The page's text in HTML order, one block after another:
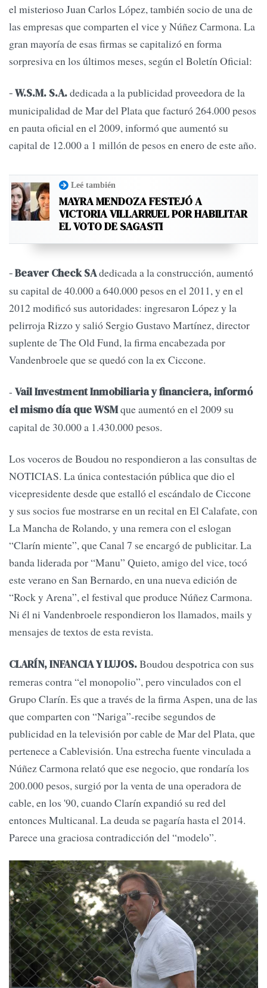
el misterioso Juan Carlos López, también socio de una de
las empresas que comparten el vice y Núñez Carmona. La
gran mayoría de esas firmas se capitalizó en forma
sorpresiva en los últimos meses, según el Boletín Oficial:
- W.S.M. S.A.dedicada a la publicidad proveedora de la
municipalidad de Mar del Plata que facturó 264.000 pesos
en pauta oficial en el 2009, informó que aumentó su
capital de 12.000 a 1 millón de pesos en enero de este año.
Leé también
MAYRA MENDOZA FESTEJÓ A
VICTORIA VILLARRUEL POR HABILITAR
EL VOTO DE SAGASTI
- Beaver Check SAdedicada a la construcción, aumentó
su capital de 40.000 a 640.000 pesos en el 2011, y en el
2012 modificó sus autoridades: ingresaron López y la
pelirroja Rizzo y salió Sergio Gustavo Martínez, director
suplente de The Old Fund, la firma encabezada por
Vandenbroele que se quedó con la ex Ciccone.
- Vail Investment Inmobiliaria y financiera, informó
el mismo día que WSMque aumentó en el 2009 su
capital de 30.000 a 1.430.000 pesos.
Los voceros de Boudou no respondieron a las consultas de
NOTICIAS. La única contestación pública que dio el
vicepresidente desde que estalló el escándalo de Ciccone
y sus socios fue mostrarse en un recital en El Calafate, con
La Mancha de Rolando, y una remera con el eslogan
“Clarín miente”, que Canal 7 se encargó de publicitar. La
banda liderada por “Manu” Quieto, amigo del vice, tocó
este verano en San Bernardo, en una nueva edición de
“Rock y Arena”, el festival que produce Núñez Carmona.
Ni él ni Vandenbroele respondieron los llamados, mails y
mensajes de textos de esta revista.
CLARÍN, INFANCIA Y LUJOS.Boudou despotrica con sus
remeras contra “el monopolio”, pero vinculados con el
Grupo Clarín. Es que a través de la firma Aspen, una de las
que comparten con “Nariga”-recibe segundos de
publicidad en la televisión por cable de Mar del Plata, que
pertenece a Cablevisión. Una estrecha fuente vinculada a
Núñez Carmona relató que ese negocio, que rondaría los
200.000 pesos, surgió por la venta de una operadora de
cable, en los '90, cuando Clarín expandió su red del
entonces Multicanal. La deuda se pagaría hasta el 2014.
Parece una graciosa contradicción del “modelo”.